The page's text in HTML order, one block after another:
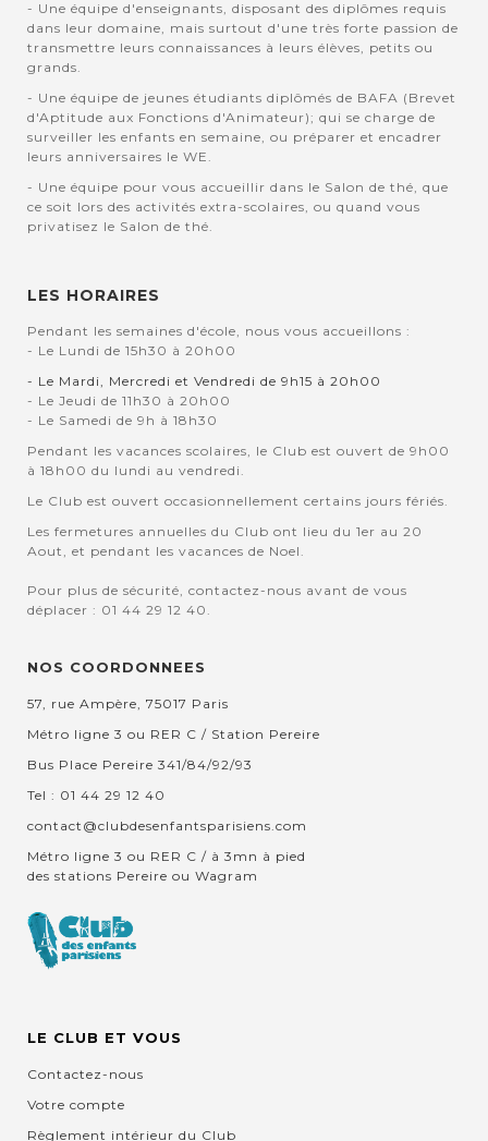
- Une équipe d'enseignants, disposant des diplômes requis
dans leur domaine, mais surtout d'une très forte passion de
transmettre leurs connaissances à leurs élèves, petits ou
grands.
- Une équipe de jeunes étudiants diplômés de BAFA (Brevet
d'Aptitude aux Fonctions d'Animateur); qui se charge de
surveiller les enfants en semaine, ou préparer et encadrer
leurs anniversaires le WE.
- Une équipe pour vous accueillir dans le Salon de thé, que
ce soit lors des activités extra-scolaires, ou quand vous
privatisez le Salon de thé.
LES HORAIRES
Pendant les semaines d'école, nous vous accueillons :
- Le Lundi de 15h30 à 20h00
- Le Mardi, Mercredi et Vendredi de 9h15 à 20h00
- Le Jeudi de 11h30 à 20h00
- Le Samedi de 9h à 18h30
Pendant les vacances scolaires, le Club est ouvert de 9h00
à 18h00 du lundi au vendredi.
Le Club est ouvert occasionnellement certains jours fériés.
Les fermetures annuelles du Club ont lieu du 1er au 20
Aout, et pendant les vacances de Noel.
Pour plus de sécurité, contactez-nous avant de vous
déplacer : 01 44 29 12 40.
NOS COORDONNEES
57, rue Ampère, 75017 Paris
Métro ligne 3 ou RER C / Station Pereire
Bus Place Pereire 341/84/92/93
Tel : 01 44 29 12 40
contact@clubdesenfantsparisiens.com
Métro ligne 3 ou RER C / à 3mn à pied
des stations Pereire ou Wagram
LE CLUB ET VOUS
Contactez-nous
Votre compte
Règlement intérieur du Club